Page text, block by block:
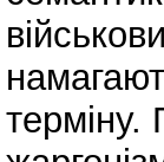
терміну.